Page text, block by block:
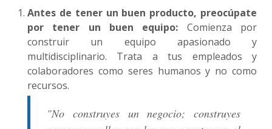
Antes de tener un buen producto, preocúpate
por tener un buen equipo: Comienza por
construir un equipo apasionado y
multidisciplinario. Trata a tus empleados y
colaboradores como seres humanos y no como
recursos.
"No construyes un negocio; construyes